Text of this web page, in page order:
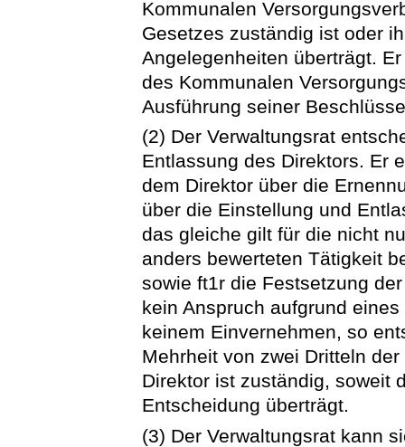
Kommunalen
Gesetzes zuständig ist oder
Angelegenheiten überträgt.
des Kommunalen
Ausführung seiner
(2) Der Verwaltungsrat
Entlassung des Direktors. Er
dem Direktor über die
über die Einstellung und
das gleiche gilt für die nicht
anders bewerteten Tätigkeit
sowie ft1r die Festsetzung
kein Anspruch aufgrund
keinem Einvernehmen, so
Mehrheit von zwei Dritteln
Direktor ist zuständig, soweit
Entscheidung überträgt.
(3) Der Verwaltungsrat kann